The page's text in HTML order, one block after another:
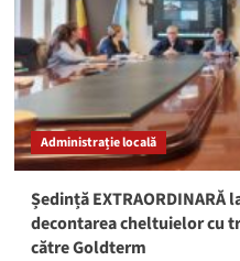
Administrație locală
Ședință EXTRAORDINARĂ
decontarea cheltuielor cu
către Goldterm